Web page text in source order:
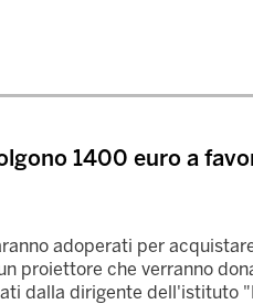
1400 euro a
adoperati per
proiettore che verranno
dalla dirigente dell'istituto